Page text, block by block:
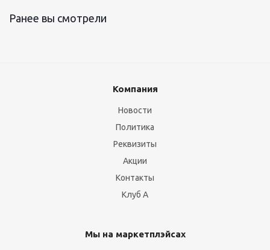
Ранее вы смотрели
Компания
Новости
Политика
Реквизиты
Акции
Контакты
Клуб А
Мы на маркетплэйсах